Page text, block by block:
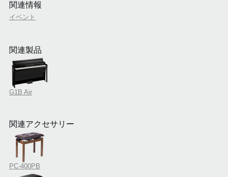
関連情報
イベント
関連製品
G1B Air
関連アクセサリー
PC-400PB